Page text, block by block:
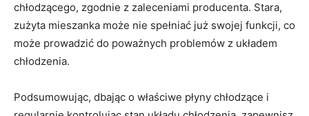
chłodzącego, zgodnie‌ z zaleceniami‌ producenta. Stara,
zużyta‌ mieszanka może nie spełniać już swojej funkcji, co
może⁣ prowadzić do poważnych problemów z układem
chłodzenia.
Podsumowując, dbając o właściwe płyny chłodzące i